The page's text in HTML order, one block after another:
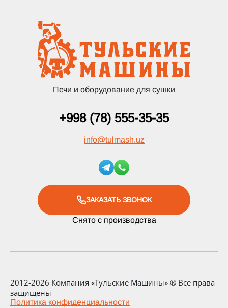
Печи и оборудование для сушки
+998 (78) 555-35-35
info@tulmash.uz
ЗАКАЗАТЬ ЗВОНОК
Снято с производства
2012-2026 Компания «Тульские Машины» ® Все права
защищены
Политика конфиденциальности